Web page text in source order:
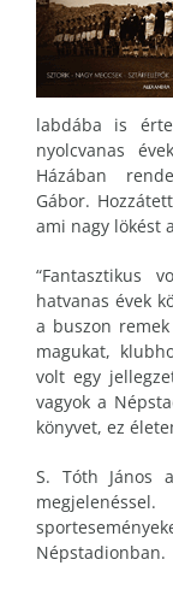
labdába is
nyolcvanas
Házában
Gábor.
ami nagy lökést
“Fantasztikus
hatvanas évek
a buszon
magukat,
volt egy
vagyok a
könyvet, ez
S. Tóth János
Népstadionban.